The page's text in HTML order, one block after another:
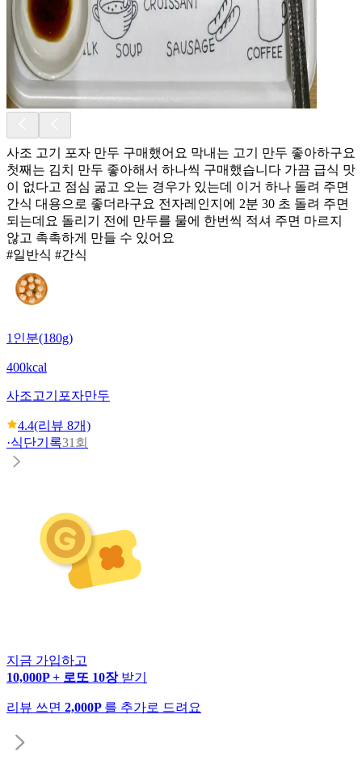
사조 고기 포자 만두 구매했어요 막내는 고기 만두 좋아하구요
첫째는 김치 만두 좋아해서 하나씩 구매했습니다 가끔 급식 맛
이 없다고 점심 굶고 오는 경우가 있는데 이거 하나 돌려 주면
간식 대용으로 좋더라구요 전자레인지에 2분 30 초 돌려 주면
되는데요 돌리기 전에 만두를 물에 한번씩 적셔 주면 마르지
않고 촉촉하게 만들 수 있어요
#일반식 #간식
1인분(180g)
400kcal
사조고기포자만두
4.4(리뷰 8개)
·식단기록31회
지금 가입하고
10,000P + 로또 10장 받기
리뷰 쓰면 2,000P 를 추가로 드려요